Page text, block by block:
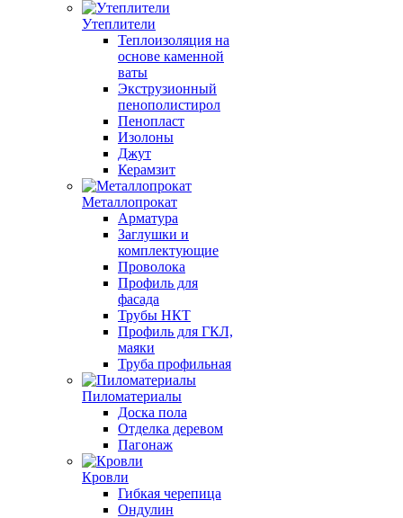
Утеплители
Теплоизоляция на
основе каменной
ваты
Экструзионный
пенополистирол
Пенопласт
Изолоны
Джут
Керамзит
Металлопрокат
Арматура
Заглушки и
комплектующие
Проволока
Профиль для
фасада
Трубы НКТ
Профиль для ГКЛ,
маяки
Труба профильная
Пиломатериалы
Доска пола
Отделка деревом
Пагонаж
Кровли
Гибкая черепица
Ондулин